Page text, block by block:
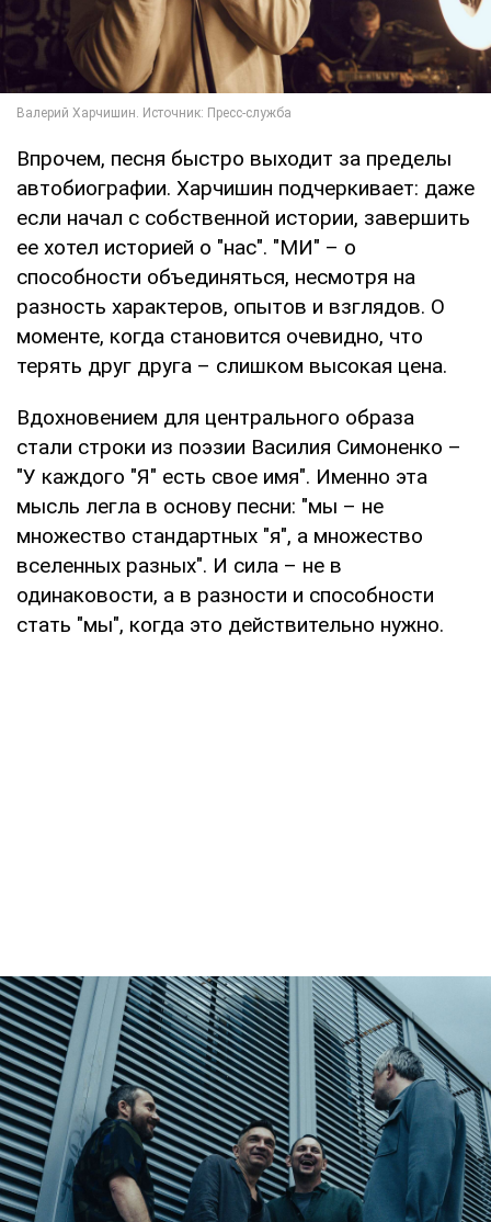
Впрочем, песня быстро выходит за пределы
автобиографии. Харчишин подчеркивает: даже
если начал с собственной истории, завершить
ее хотел историей о "нас". "МИ" – о
способности объединяться, несмотря на
разность характеров, опытов и взглядов. О
моменте, когда становится очевидно, что
терять друг друга – слишком высокая цена.
Вдохновением для центрального образа
стали строки из поэзии Василия Симоненко –
"У каждого "Я" есть свое имя". Именно эта
мысль легла в основу песни: "мы – не
множество стандартных "я", а множество
вселенных разных". И сила – не в
одинаковости, а в разности и способности
стать "мы", когда это действительно нужно.